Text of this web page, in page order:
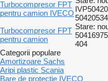
Turbocompresor FPT
pentru camion IVECO
Turbocompresor FPT
pentru camion
Stare:
404
Categorii populare
Amortizoare Sachs
Aripi plastic Scania
Bare de protecţie IVECO